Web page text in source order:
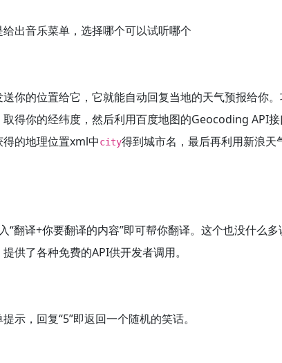
出音乐菜单，选择哪个可以试听哪个
你的位置给它，它就能自动回复当地的天气预报给你
得你的经纬度，然后利用百度地图的Geocoding API
的地理位置xml中city得到城市名，最后再利用新浪天
“翻译+你要翻译的内容”即可帮你翻译。这个也没什么多
供了各种免费的API供开发者调用。
示，回复“5”即返回一个随机的笑话。